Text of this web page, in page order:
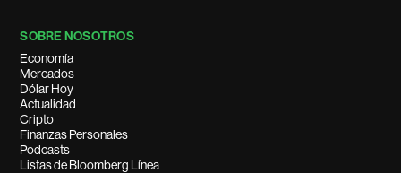
SOBRE NOSOTROS
Economía
Mercados
Dólar Hoy
Actualidad
Cripto
Finanzas Personales
Podcasts
Listas de Bloomberg Línea